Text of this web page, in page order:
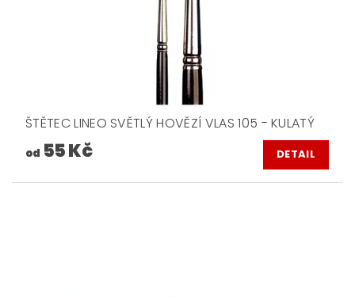
ŠTĚTEC LINEO SVĚTLÝ HOVĚZÍ VLAS 105 - KULATÝ
od 55 Kč DETAIL